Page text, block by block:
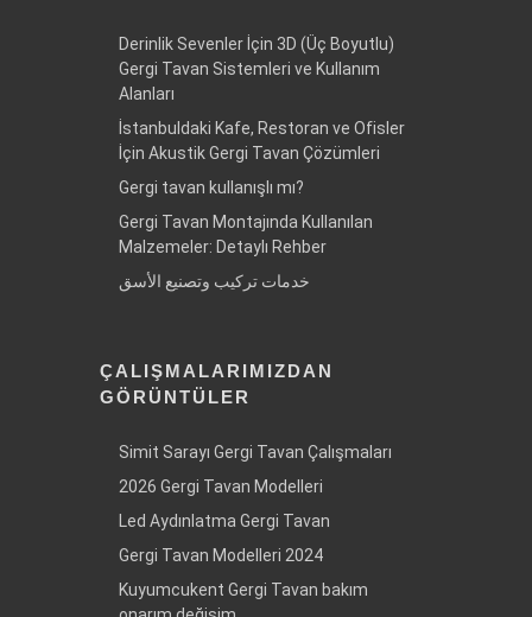
Derinlik Sevenler İçin 3D (Üç Boyutlu)
Gergi Tavan Sistemleri ve Kullanım
Alanları
İstanbuldaki Kafe, Restoran ve Ofisler
İçin Akustik Gergi Tavan Çözümleri
Gergi tavan kullanışlı mı?
Gergi Tavan Montajında Kullanılan
Malzemeler: Detaylı Rehber
خدمات تركيب وتصنيع الأسق
ÇALIŞMALARIMIZDAN
GÖRÜNTÜLER
Simit Sarayı Gergi Tavan Çalışmaları
2026 Gergi Tavan Modelleri
Led Aydınlatma Gergi Tavan
Gergi Tavan Modelleri 2024
Kuyumcukent Gergi Tavan bakım